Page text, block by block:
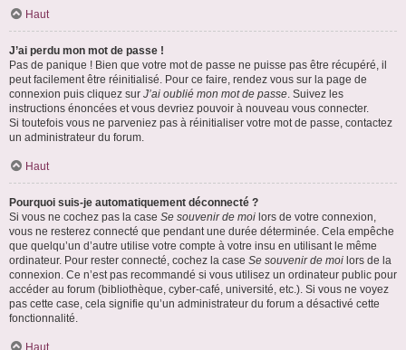
Haut
J’ai perdu mon mot de passe !
Pas de panique ! Bien que votre mot de passe ne puisse pas être récupéré, il
peut facilement être réinitialisé. Pour ce faire, rendez vous sur la page de
connexion puis cliquez sur J’ai oublié mon mot de passe. Suivez les
instructions énoncées et vous devriez pouvoir à nouveau vous connecter.
Si toutefois vous ne parveniez pas à réinitialiser votre mot de passe, contactez
un administrateur du forum.
Haut
Pourquoi suis-je automatiquement déconnecté ?
Si vous ne cochez pas la case Se souvenir de moi lors de votre connexion,
vous ne resterez connecté que pendant une durée déterminée. Cela empêche
que quelqu’un d’autre utilise votre compte à votre insu en utilisant le même
ordinateur. Pour rester connecté, cochez la case Se souvenir de moi lors de la
connexion. Ce n’est pas recommandé si vous utilisez un ordinateur public pour
accéder au forum (bibliothèque, cyber-café, université, etc.). Si vous ne voyez
pas cette case, cela signifie qu’un administrateur du forum a désactivé cette
fonctionnalité.
Haut